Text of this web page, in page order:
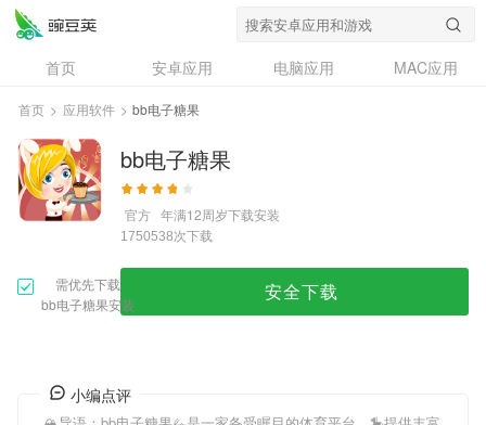
首页 安卓应用 电脑应用
MAC应用
资讯
专题
问答
首页 > 应用软件 > bb电子糖果
bb电子糖果
官方 年满12周岁下载安装
1750538次下载
需优先下载
bb电子糖果安装
安全下载
小编点评